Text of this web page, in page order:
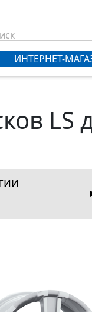
ИНТЕРНЕТ-
LS